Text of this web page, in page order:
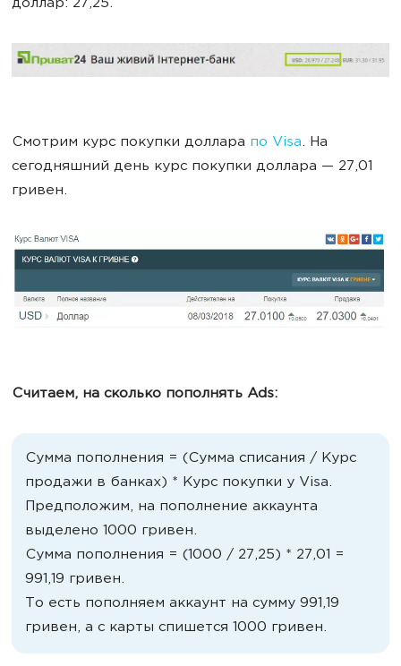
доллар: 27,25.
Смотрим курс покупки доллара по Visa. На
сегодняшний день курс покупки доллара — 27,01
гривен.
Считаем, на сколько пополнять Ads:
Сумма пополнения = (Сумма списания / Курс
продажи в банках) * Курс покупки у Visa.
Предположим, на пополнение аккаунта
выделено 1000 гривен.
Сумма пополнения = (1000 / 27,25) * 27,01 =
991,19 гривен.
То есть пополняем аккаунт на сумму 991,19
гривен, а с карты спишется 1000 гривен.